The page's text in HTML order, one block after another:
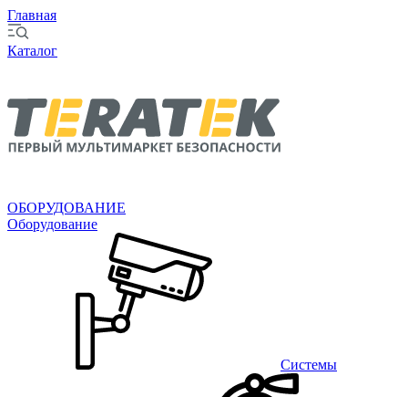
Главная
Каталог
ОБОРУДОВАНИЕ
Оборудование
Системы